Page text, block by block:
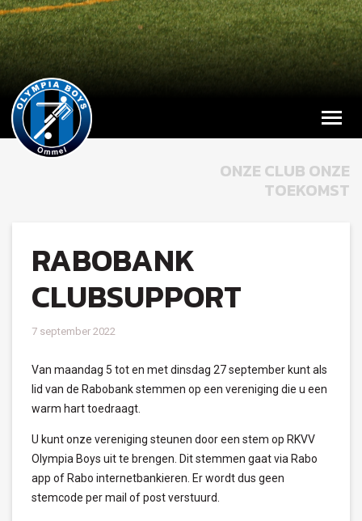
ONZE CLUB ONZE
TOEKOMST
RABOBANK
CLUBSUPPORT
7 september 2022
Van maandag 5 tot en met dinsdag 27 september kunt als
lid van de Rabobank stemmen op een vereniging die u een
warm hart toedraagt.
U kunt onze vereniging steunen door een stem op RKVV
Olympia Boys uit te brengen. Dit stemmen gaat via Rabo
app of Rabo internetbankieren. Er wordt dus geen
stemcode per mail of post verstuurd.